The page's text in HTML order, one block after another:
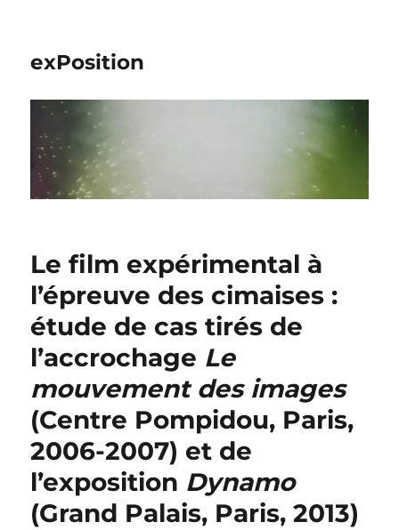
exPosition
Le film expérimental à
l’épreuve des cimaises :
étude de cas tirés de
l’accrochage Le
mouvement des images
(Centre Pompidou, Paris,
2006-2007) et de
l’exposition Dynamo
(Grand Palais, Paris, 2013)